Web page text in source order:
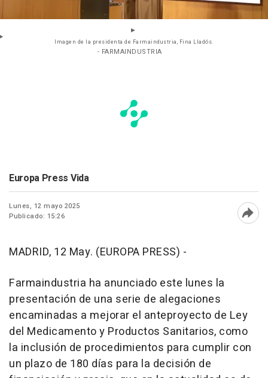
Imagen de la presidenta de Farmaindustria, Fina Lladós.
- FARMAINDUSTRIA
Europa Press Vida
Lunes, 12 mayo 2025
Publicado: 15:26
MADRID, 12 May. (EUROPA PRESS) -
Farmaindustria ha anunciado este lunes la
presentación de una serie de alegaciones
encaminadas a mejorar el anteproyecto de Ley
del Medicamento y Productos Sanitarios, como
la inclusión de procedimientos para cumplir con
un plazo de 180 días para la decisión de